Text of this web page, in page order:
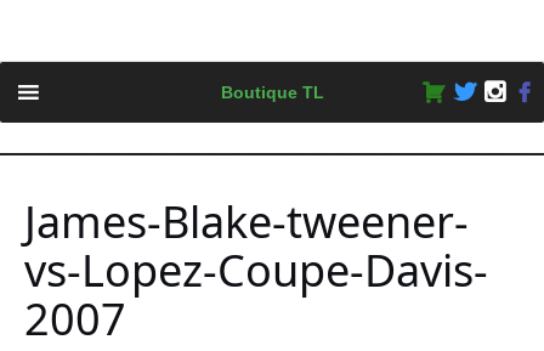
content
Boutique TL
James-Blake-tweener-
vs-Lopez-Coupe-Davis-
2007